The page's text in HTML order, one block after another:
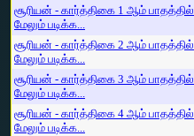
சூரியன் - கார்த்திகை 1 ஆம் பாதத்தில்
மேலும் படிக்க...
சூரியன் - கார்த்திகை 2 ஆம் பாதத்தில்
மேலும் படிக்க...
சூரியன் - கார்த்திகை 3 ஆம் பாதத்தில்
மேலும் படிக்க...
சூரியன் - கார்த்திகை 4 ஆம் பாதத்தில்
மேலும் படிக்க...